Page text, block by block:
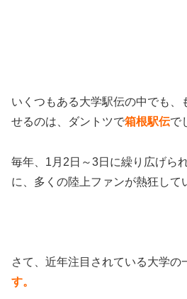
いくつもある大学駅伝の中でも、
せるのは、ダントツで箱根駅伝で
毎年、1月2日～3日に繰り広げら
に、多くの陸上ファンが熱狂して
さて、近年注目されている大学の
す。